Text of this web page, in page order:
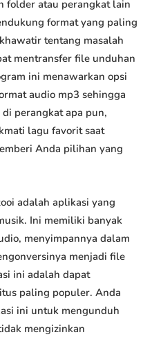
folder atau perangkat lain
format yang paling
tentang masalah
mentransfer file unduhan
ini menawarkan opsi
audio mp3 sehingga
perangkat apa pun,
lagu favorit saat
Anda pilihan yang
adalah aplikasi yang
Ini memiliki banyak
menyimpannya dalam
menjadi file
ini adalah dapat
paling populer. Anda
ini untuk mengunduh
mengizinkan